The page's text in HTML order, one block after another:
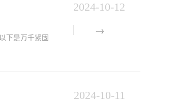
2024-10-12
下是万千紧固
2024-10-11